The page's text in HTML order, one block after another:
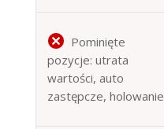
Pominięte
pozycje: utrata
wartości, auto
zastępcze, holowanie